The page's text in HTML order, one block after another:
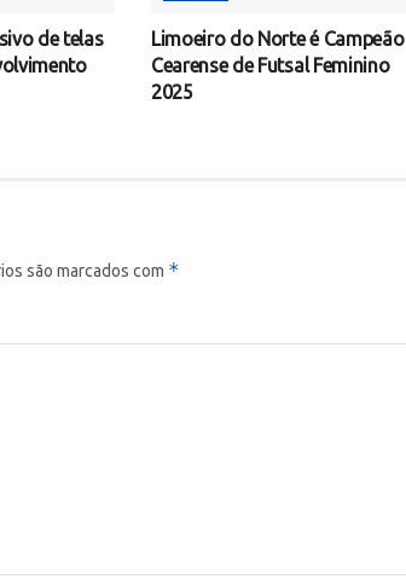
de telas
Limoeiro do Norte é Campeão
Cearense de Futsal Feminino
2025
são marcados com *